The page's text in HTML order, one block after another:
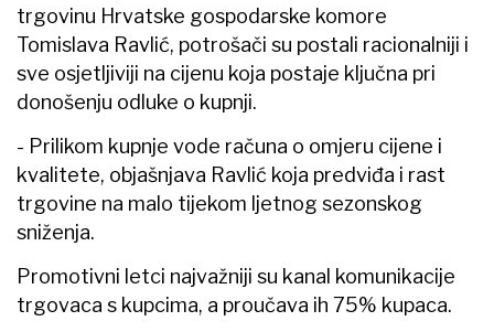
trgovinu Hrvatske gospodarske komore
Tomislava Ravlić, potrošači su postali racionalniji i
sve osjetljiviji na cijenu koja postaje ključna pri
donošenju odluke o kupnji.
- Prilikom kupnje vode računa o omjeru cijene i
kvalitete, objašnjava Ravlić koja predviđa i rast
trgovine na malo tijekom ljetnog sezonskog
sniženja.
Promotivni letci najvažniji su kanal komunikacije
trgovaca s kupcima, a proučava ih 75% kupaca.